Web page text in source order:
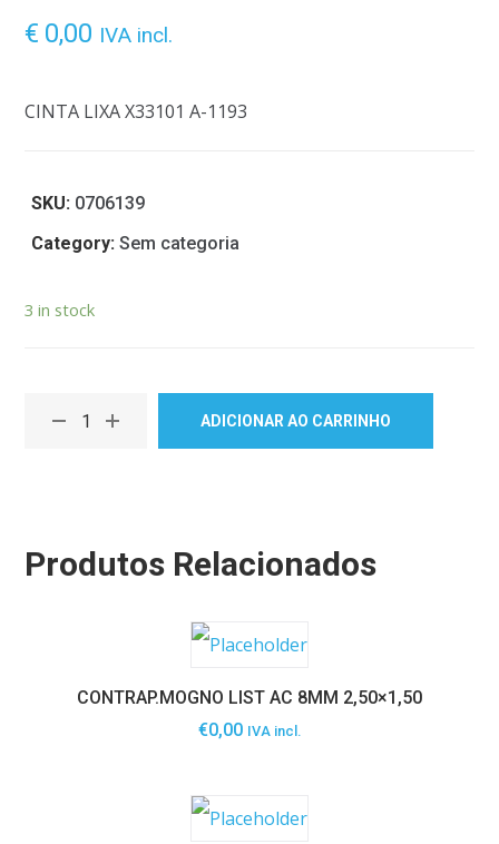
€ 0,00 IVA incl.
CINTA LIXA X33101 A-1193
SKU: 0706139
Category:Sem categoria
3 in stock
ADICIONAR AO CARRINHO
Produtos Relacionados
CONTRAP.MOGNO LIST AC 8MM 2,50×1,50
€0,00 IVA incl.